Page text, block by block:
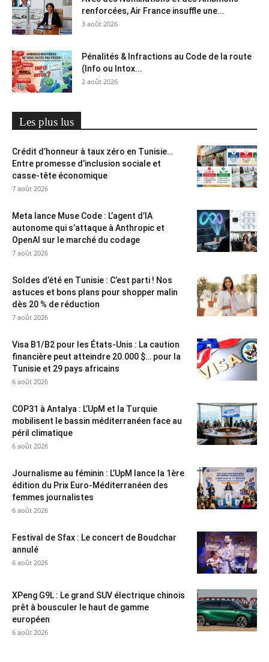
renforcées, Air France insuffle une...
3 août 2026
Pénalités & Infractions au Code de la route
(Info ou Intox...
2 août 2026
Les plus lus
Crédit d’honneur à taux zéro en Tunisie…
Entre promesse d’inclusion sociale et
casse-tête économique
7 août 2026
Meta lance Muse Code : L’agent d’IA
autonome qui s’attaque à Anthropic et
OpenAI sur le marché du codage
7 août 2026
Soldes d’été en Tunisie : C’est parti ! Nos
astuces et bons plans pour shopper malin
dès 20 % de réduction
7 août 2026
Visa B1/B2 pour les États-Unis : La caution
financière peut atteindre 20.000 $… pour la
Tunisie et 29 pays africains
6 août 2026
COP31 à Antalya : L’UpM et la Turquie
mobilisent le bassin méditerranéen face au
péril climatique
6 août 2026
Journalisme au féminin : L’UpM lance la 1ère
édition du Prix Euro-Méditerranéen des
femmes journalistes
6 août 2026
Festival de Sfax : Le concert de Boudchar
annulé
6 août 2026
XPeng G9L : Le grand SUV électrique chinois
prêt à bousculer le haut de gamme
européen
6 août 2026